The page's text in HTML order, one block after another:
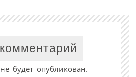
будет опубликован.